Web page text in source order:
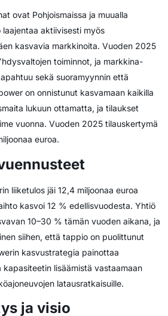
ovat Pohjoismaissa ja muualla
aktiivisesti myös
kasvavia markkinoita. Vuoden 2025
toiminnot, ja markkina-
sekä suoramyynnin että
on onnistunut kasvamaan kaikilla
lukuun ottamatta, ja tilaukset
vuonna. Vuoden 2025 tilauskertymä
euroa.
liiketulos jäi 12,4 miljoonaa euroa
kasvoi 12 % edellisvuodesta. Yhtiö
10–30 % tämän vuoden aikana, ja
siihen, että tappio on puolittunut
kasvustrategia painottaa
lisäämistä vastaamaan
latausratkaisuille.
ja visio